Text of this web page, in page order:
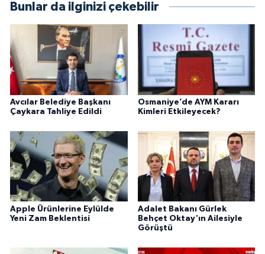
Bunlar da ilginizi çekebilir
Avcılar Belediye Başkanı
Çaykara Tahliye Edildi
Osmaniye’de AYM Kararı
Kimleri Etkileyecek?
Apple Ürünlerine Eylülde
Yeni Zam Beklentisi
Adalet Bakanı Gürlek
Behçet Oktay'ın Ailesiyle
Görüştü